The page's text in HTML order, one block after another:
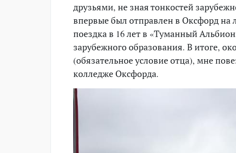
друзьями, не зная тонкостей
впервые был отправлен в Оксфорд на
поездка в 16 лет в «Туманный
зарубежного образования. В итоге,
(обязательное условие отца), мне
колледже Оксфорда.